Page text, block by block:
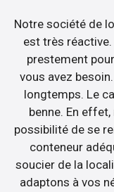
Notre société de
est très
prestement
vous avez
longtemps. Le
benne. En
possibilité de se
conteneur
soucier de la
adaptons à vos